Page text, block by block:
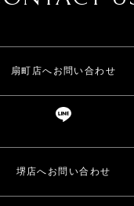
扇町店へお問い合わせ
堺店へお問い合わせ